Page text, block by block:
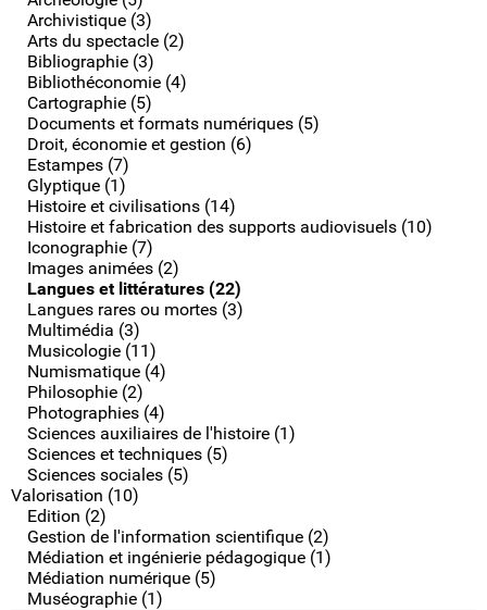
Archivistique (3)
Arts du spectacle (2)
Bibliographie (3)
Bibliothéconomie (4)
Cartographie (5)
Documents et formats numériques (5)
Droit, économie et gestion (6)
Estampes (7)
Glyptique (1)
Histoire et civilisations (14)
Histoire et fabrication des supports audiovisuels (10)
Iconographie (7)
Images animées (2)
Langues et littératures (22)
Langues rares ou mortes (3)
Multimédia (3)
Musicologie (11)
Numismatique (4)
Philosophie (2)
Photographies (4)
Sciences auxiliaires de l'histoire (1)
Sciences et techniques (5)
Sciences sociales (5)
Valorisation (10)
Edition (2)
Gestion de l'information scientifique (2)
Médiation et ingénierie pédagogique (1)
Médiation numérique (5)
Muséographie (1)